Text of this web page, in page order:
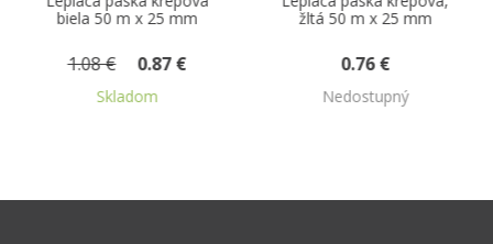
žltá 50 m x 25 mm
0.76 €
Nedostupný
priehľadná 66 m x 25
0.43 €
Nedostupný